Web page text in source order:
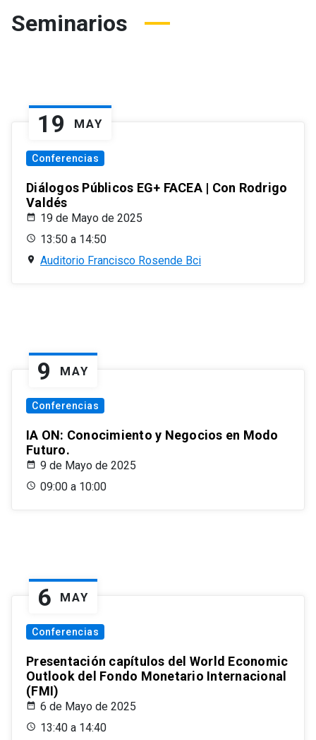
Seminarios
19 MAY
Conferencias
Diálogos Públicos EG+ FACEA | Con Rodrigo
Valdés
19 de Mayo de 2025
13:50 a 14:50
Auditorio Francisco Rosende Bci
9 MAY
Conferencias
IA ON: Conocimiento y Negocios en Modo
Futuro.
9 de Mayo de 2025
09:00 a 10:00
6 MAY
Conferencias
Presentación capítulos del World Economic
Outlook del Fondo Monetario Internacional
(FMI)
6 de Mayo de 2025
13:40 a 14:40